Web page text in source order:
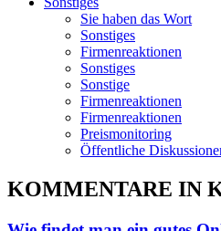
Sie haben das Wort
Sonstiges
Firmenreaktionen
Sonstiges
Sonstige
Firmenreaktionen
Firmenreaktionen
Preismonitoring
Öffentliche
KOMMENTARE IN